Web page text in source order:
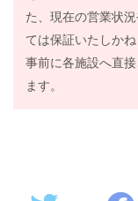
た、現在の営業状
ては保証いたしか
事前に各施設へ直
ます。